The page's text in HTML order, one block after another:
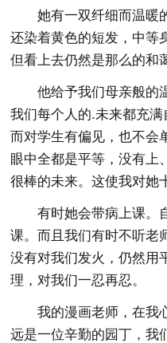
她有一双纤细而温暖
还染着黄色的短发，中等
但看上去仍然是那么的和
他给予我们母亲般的
我们每个人的.未来都充
而对学生有偏见，也不会
眼中全都是平等，没有上
很棒的未来。这使我对她
有时她会带病上课。
课。而且我们有时不听老
没有对我们发火，仍然用
理，对我们一忍再忍。
我的漫画老师，在我
远是一位辛勤的园丁，我